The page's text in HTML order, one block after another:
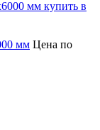
мм Цена по